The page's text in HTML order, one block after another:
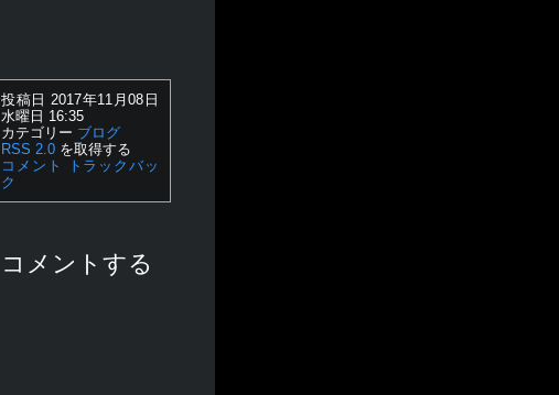
投稿日 2017年11月08日
水曜日 16:35
カテゴリー ブログ
RSS 2.0 を取得する
コメント
トラックバッ
ク
コメントする